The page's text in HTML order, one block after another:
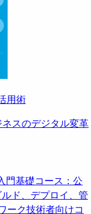
用術
スのデジタル変革
門基礎コース：公
ド、デプロイ、管
ーク技術者向けコ